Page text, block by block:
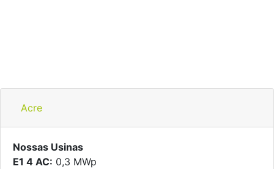
Acre
Nossas Usinas
E1 4 AC: 0,3 MWp